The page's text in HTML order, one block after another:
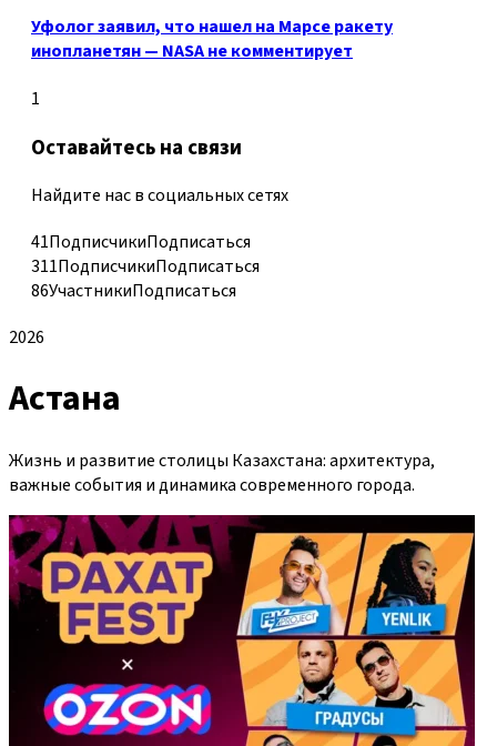
Уфолог заявил, что нашел на Марсе ракету
инопланетян — NASA не комментирует
1
Оставайтесь на связи
Найдите нас в социальных сетях
41ПодписчикиПодписаться
311ПодписчикиПодписаться
86УчастникиПодписаться
2026
Астана
Жизнь и развитие столицы Казахстана: архитектура,
важные события и динамика современного города.